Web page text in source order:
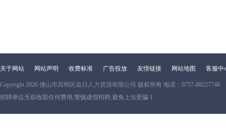
关于网站 网站声明 收费标准 广告投放 友情链接 网站地图 客服中
Copyright 2026 佛山市高明区追日人力资源有限公司 版权所有 电话：0757-88227748
招聘单位无权收取任何费用,警惕虚假招聘,避免上当受骗 1